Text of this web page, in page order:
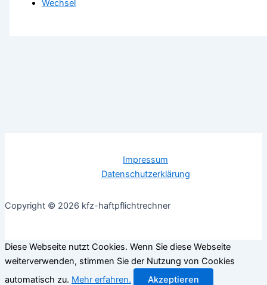
Wechsel
Impressum
Datenschutzerklärung
Copyright © 2026 kfz-haftpflichtrechner
Diese Webseite nutzt Cookies. Wenn Sie diese Webseite
weiterverwenden, stimmen Sie der Nutzung von Cookies
automatisch zu. Mehr erfahren. Akzeptieren